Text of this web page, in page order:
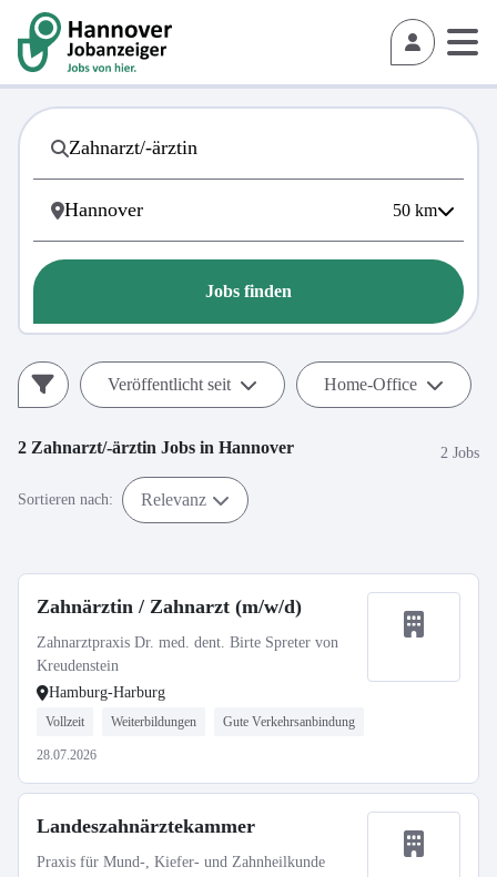
50 km
Jobs finden
Veröffentlicht seit Home-Office
2 Zahnarzt/-ärztin Jobs in Hannover 2 Jobs
Sortieren nach: Relevanz
Zahnärztin / Zahnarzt (m/w/d)
Zahnarztpraxis Dr. med. dent. Birte Spreter von
Kreudenstein
Hamburg-Harburg
Vollzeit Weiterbildungen Gute Verkehrsanbindung
28.07.2026
Landeszahnärztekammer
Praxis für Mund-, Kiefer- und Zahnheilkunde